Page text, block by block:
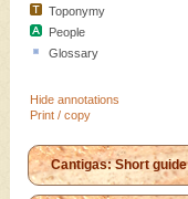
Toponymy
People
Glossary
Hide annotations
Print / copy
Cantigas: Short guide